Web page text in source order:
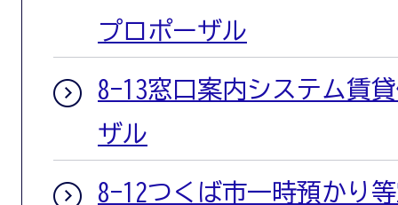
プロポーザル
8-13窓口案内システム賃
ザル
8-12つくば市一時預かり